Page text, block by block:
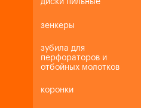
диски пильные
зенкеры
зубила для
перфораторов и
отбойных молотков
коронки